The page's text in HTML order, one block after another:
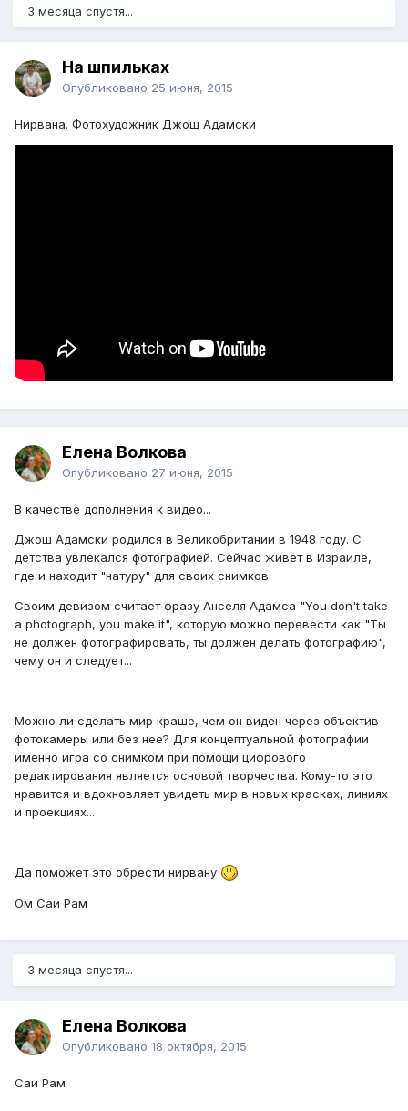
3 месяца спустя...
На шпильках
Опубликовано 25 июня, 2015
Нирвана. Фотохудожник Джош Адамски
Елена Волкова
Опубликовано 27 июня, 2015
В качестве дополнения к видео...
Джош Адамски родился в Великобритании в 1948 году. С
детства увлекался фотографией. Сейчас живет в Израиле,
где и находит "натуру" для своих снимков.
Своим девизом считает фразу Анселя Адамса "You don't take
a photograph, you make it", которую можно перевести как "Ты
не должен фотографировать, ты должен делать фотографию",
чему он и следует...
Можно ли сделать мир краше, чем он виден через объектив
фотокамеры или без нее? Для концептуальной фотографии
именно игра со снимком при помощи цифрового
редактирования является основой творчества. Кому-то это
нравится и вдохновляет увидеть мир в новых красках, линиях
и проекциях...
Да поможет это обрести нирвану
Ом Саи Рам
3 месяца спустя...
Елена Волкова
Опубликовано 18 октября, 2015
Саи Рам